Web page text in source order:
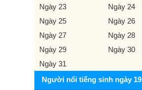
Ngày 23
Ngày 24
Ngày 25
Ngày 26
Ngày 27
Ngày 28
Ngày 29
Ngày 30
Ngày 31
Người nổi tiếng sinh ngày 19